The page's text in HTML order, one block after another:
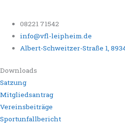
08221 71542
info@vfl-leipheim.de
Albert-Schweitzer-Straße 1,
Downloads
Satzung
Mitgliedsantrag
Vereinsbeiträge
Sportunfallbericht